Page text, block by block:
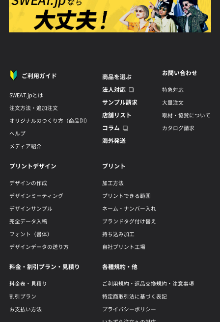
ご利用ガイド
SWEAT.jpとは
注文方法・追加注文
オリジナルのつくり方（商品別）
ヘルプ
メディア紹介
商品を選ぶ
法人対応
サンプル請求
店舗リスト
コラム
海外発送
お問い合わせ
特急対応
大量注文
取材・協賛について
カタログ請求
プリントデザイン
デザインの作成
デザインミーティング
デザインサンプル
完全データ入稿
フォント（書体）
デザインデータの送り方
プリント
加工方法
プリントできる範囲
ネーム・ナンバー入れ
ブランドタグ付け替え
持ち込み加工
自社プリント工場
料金・割引プラン・見積り
料金表・見積り
割引プラン
お支払い方法
各種規約・他
ご利用規約・返品交換規約・注意事項
特定商取引法に基づく表記
プライバシーポリシー